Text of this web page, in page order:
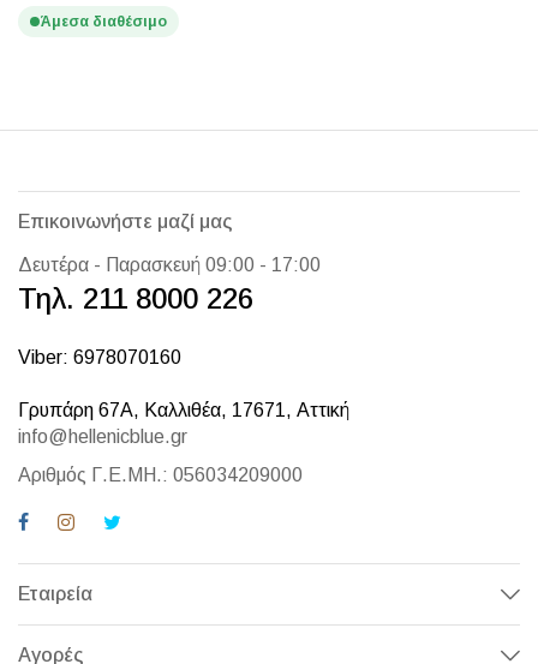
Άμεσα διαθέσιμο
Επικοινωνήστε μαζί μας
Δευτέρα - Παρασκευή 09:00 - 17:00
Τηλ. 211 8000 226
Viber: 6978070160
Γρυπάρη 67Α, Καλλιθέα, 17671, Αττική
info@hellenicblue.gr
Αριθμός Γ.Ε.ΜΗ.: 056034209000
Εταιρεία
Αγορές